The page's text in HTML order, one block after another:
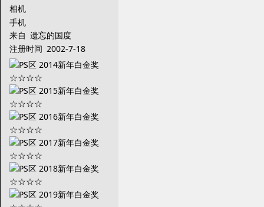
相机
手机
来自 遗忘的国度
注册时间 2002-7-18